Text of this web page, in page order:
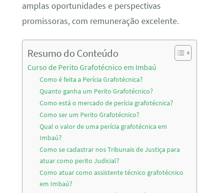
amplas oportunidades e perspectivas
promissoras, com remuneração excelente.
Resumo do Conteúdo
Curso de Perito Grafotécnico em Imbaú
Como é feita a Perícia Grafotécnica?
Quanto ganha um Perito Grafotécnico?
Como está o mercado de perícia grafotécnica?
Como ser um Perito Grafotécnico?
Qual o valor de uma perícia grafotécnica em
Imbaú?
Como se cadastrar nos Tribunais de Justiça para
atuar como perito Judicial?
Como atuar como assistente técnico grafotécnico
em Imbaú?